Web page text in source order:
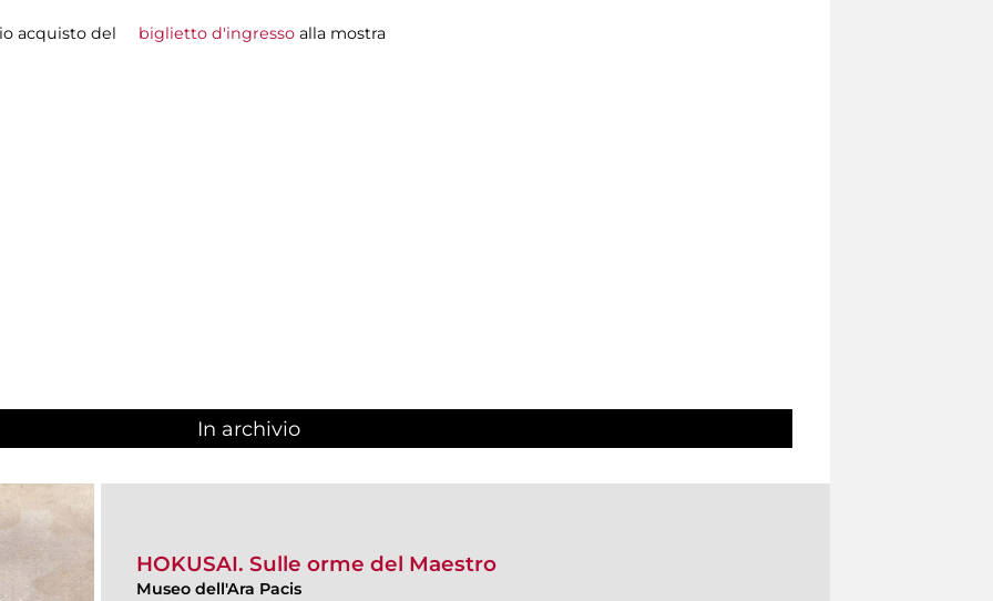
acquisto del biglietto d'ingresso alla mostra
In archivio
HOKUSAI. Sulle orme del Maestro
Museo dell'Ara Pacis